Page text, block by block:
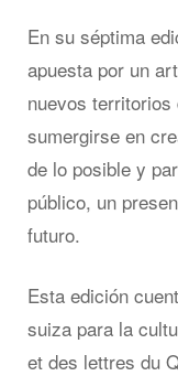
En su séptima
apuesta por un
nuevos
sumergirse en
de lo posible y
público, un
futuro.
Esta edición
suiza para la
et des lettres du